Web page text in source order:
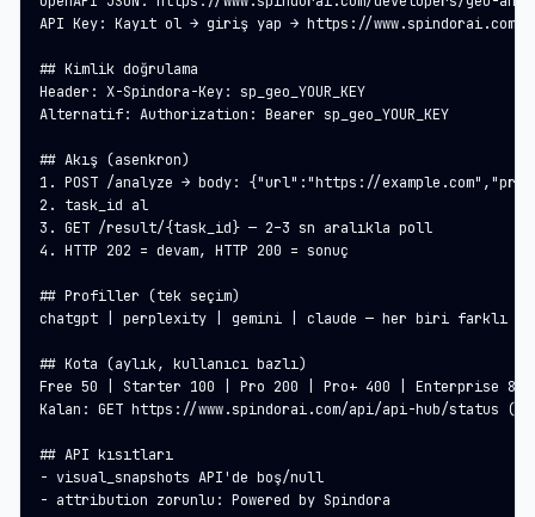
API Key: Kayıt ol → giriş yap → https://www.spindorai.com/
## Kimlik doğrulama
Header: X-Spindora-Key: sp_geo_YOUR_KEY
Alternatif: Authorization: Bearer sp_geo_YOUR_KEY
## Akış (asenkron)
1. POST /analyze → body: {"url":"https://
2. task_id al
3. GET /result/{task_id} — 2–3 sn aralıkla poll
4. HTTP 202 = devam, HTTP 200 = sonuç
## Profiller (tek seçim)
chatgpt | perplexity | gemini | claude — her biri farklı
## Kota (aylık, kullanıcı bazlı)
Free 50 | Starter 100 | Pro 200 | Pro+ 400 | Enterprise 800
Kalan: GET https://www.spindorai.com/api/api-hub/status
## API kısıtları
- visual_snapshots API'de boş/null
- attribution zorunlu: Powered by Spindora